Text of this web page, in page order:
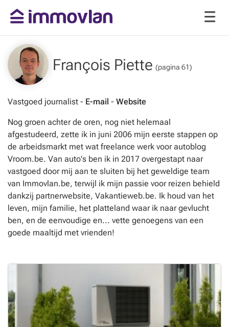
François Piette (pagina 61)
Vastgoed journalist - E-mail - Website
Nog groen achter de oren, nog niet helemaal
afgestudeerd, zette ik in juni 2006 mijn eerste stappen op
de arbeidsmarkt met wat freelance werk voor autoblog
Vroom.be. Van auto's ben ik in 2017 overgestapt naar
vastgoed door mij aan te sluiten bij het geweldige team
van Immovlan.be, terwijl ik mijn passie voor reizen behield
dankzij partnerwebsite, Vakantieweb.be. Ik houd van het
leven, mijn familie, het platteland waar ik naar gevlucht
ben, en de eenvoudige en... vette genoegens van een
goede maaltijd met vrienden!